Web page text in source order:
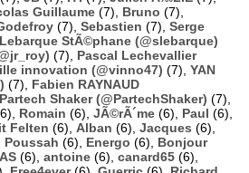
Guillaume (7), Bruno (7),
(7), Sebastien (7), Serge
Lebarque StÃ©phane (@slebarque)
(7), Pascal Lechevallier
innovation (@vinno47) (7), YAN
(7), Fabien RAYNAUD
Partech Shaker (@PartechShaker) (7),
Romain (6), JÃ©rÃ´me (6), Paul (6),
Felten (6), Alban (6), Jacques (6),
Poussah (6), Energo (6), Bonjour
(6), antoine (6), canard65 (6),